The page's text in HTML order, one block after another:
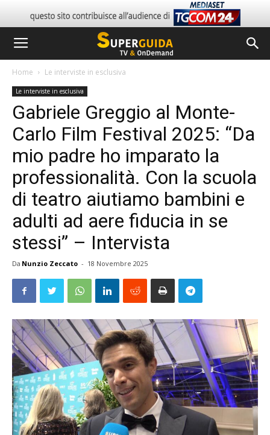
Home Le interviste in esclusiva
Le interviste in esclusiva
Gabriele Greggio al Monte-
Carlo Film Festival 2025: “Da
mio padre ho imparato la
professionalità. Con la scuola
di teatro aiutiamo bambini e
adulti ad aere fiducia in se
stessi” – Intervista
Da Nunzio Zeccato - 18 Novembre 2025